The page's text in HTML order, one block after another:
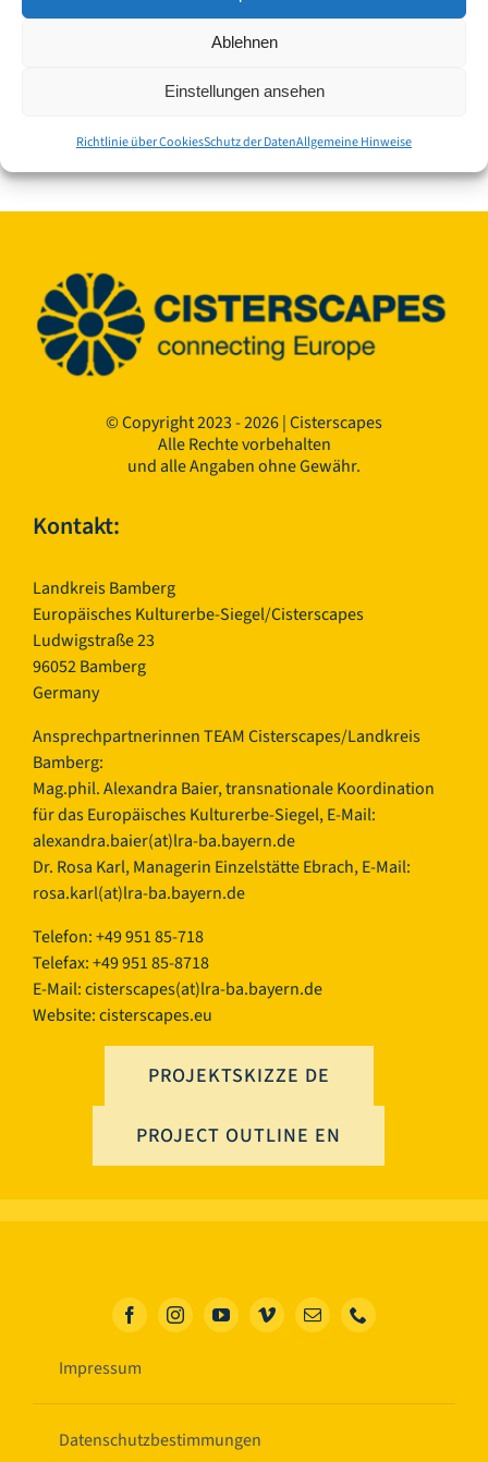
Ablehnen
Einstellungen ansehen
Richtlinie über CookiesSchutz der DatenAllgemeine Hinweise
https://www.historische-esskultur.at/rezeptforschung/?
© Copyright 2023 - 2026 | Cisterscapes
Alle Rechte vorbehalten
und alle Angaben ohne Gewähr.
Kontakt:
Landkreis Bamberg
Europäisches Kulturerbe-Siegel/Cisterscapes
Ludwigstraße 23
96052 Bamberg
Germany
Ansprechpartnerinnen TEAM Cisterscapes/Landkreis
Bamberg:
Mag.phil. Alexandra Baier, transnationale Koordination
für das Europäisches Kulturerbe-Siegel, E-Mail:
alexandra.baier(at)lra-ba.bayern.de
Dr. Rosa Karl, Managerin Einzelstätte Ebrach, E-Mail:
rosa.karl(at)lra-ba.bayern.de
Telefon: +49 951 85-718
Telefax: +49 951 85-8718
E-Mail:cisterscapes(at)lra-ba.bayern.de
Website: cisterscapes.eu
PROJEKTSKIZZE DE
PROJECT OUTLINE EN
Impressum
Datenschutzbestimmungen